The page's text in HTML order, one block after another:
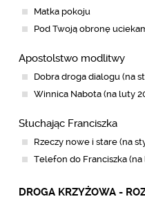
Matka pokoju
Pod Twoją obronę
Apostolstwo modlitwy
Dobra droga dialogu (na
Winnica Nabota (na luty
Słuchając Franciszka
Rzeczy nowe i stare (na
Telefon do Franciszka (na
DROGA KRZYŻOWA -